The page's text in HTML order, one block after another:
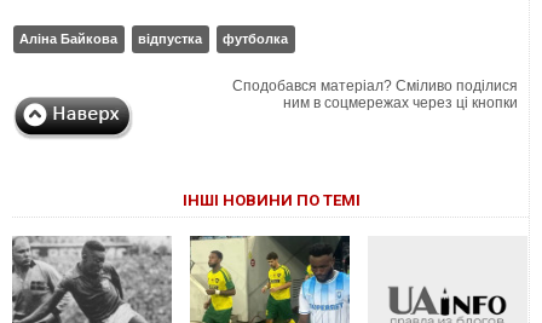
Аліна Байкова відпустка футболка
Сподобався матеріал? Сміливо поділися
ним в соцмережах через ці кнопки
ІНШІ НОВИНИ ПО ТЕМІ